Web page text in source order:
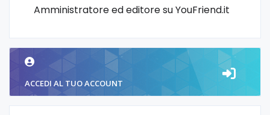
Amministratore ed editore su YouFriend.it
ACCEDI AL TUO ACCOUNT